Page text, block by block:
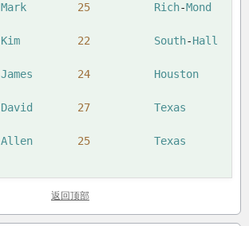
Mark 25 Rich-Mond
Kim 22 South-Hall
James 24
Houston
David 27
Texas
Allen 25
Texas
返回顶部